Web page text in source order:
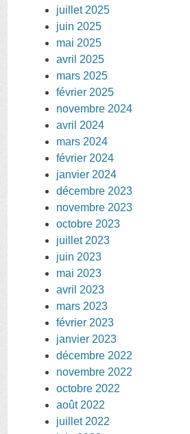
juillet 2025
juin 2025
mai 2025
avril 2025
mars 2025
février 2025
novembre 2024
avril 2024
mars 2024
février 2024
janvier 2024
décembre 2023
novembre 2023
octobre 2023
juillet 2023
juin 2023
mai 2023
avril 2023
mars 2023
février 2023
janvier 2023
décembre 2022
novembre 2022
octobre 2022
août 2022
juillet 2022